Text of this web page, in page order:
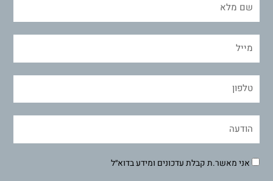
אני מאשר.ת קבלת עדכונים ומידע בדוא״ל